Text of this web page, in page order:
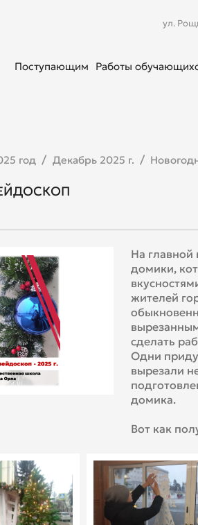
ул.
Поступающим Работы
год Декабрь 2025 г.
На
домики,
жителей
сделать
Одни
вырезали
домика.
Вот как